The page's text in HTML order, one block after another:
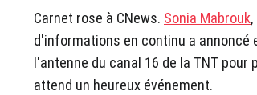
Carnet rose à CNews. Sonia Mabrouk
d'informations en continu a annoncé
l'antenne du canal 16 de la TNT
attend un heureux événement.